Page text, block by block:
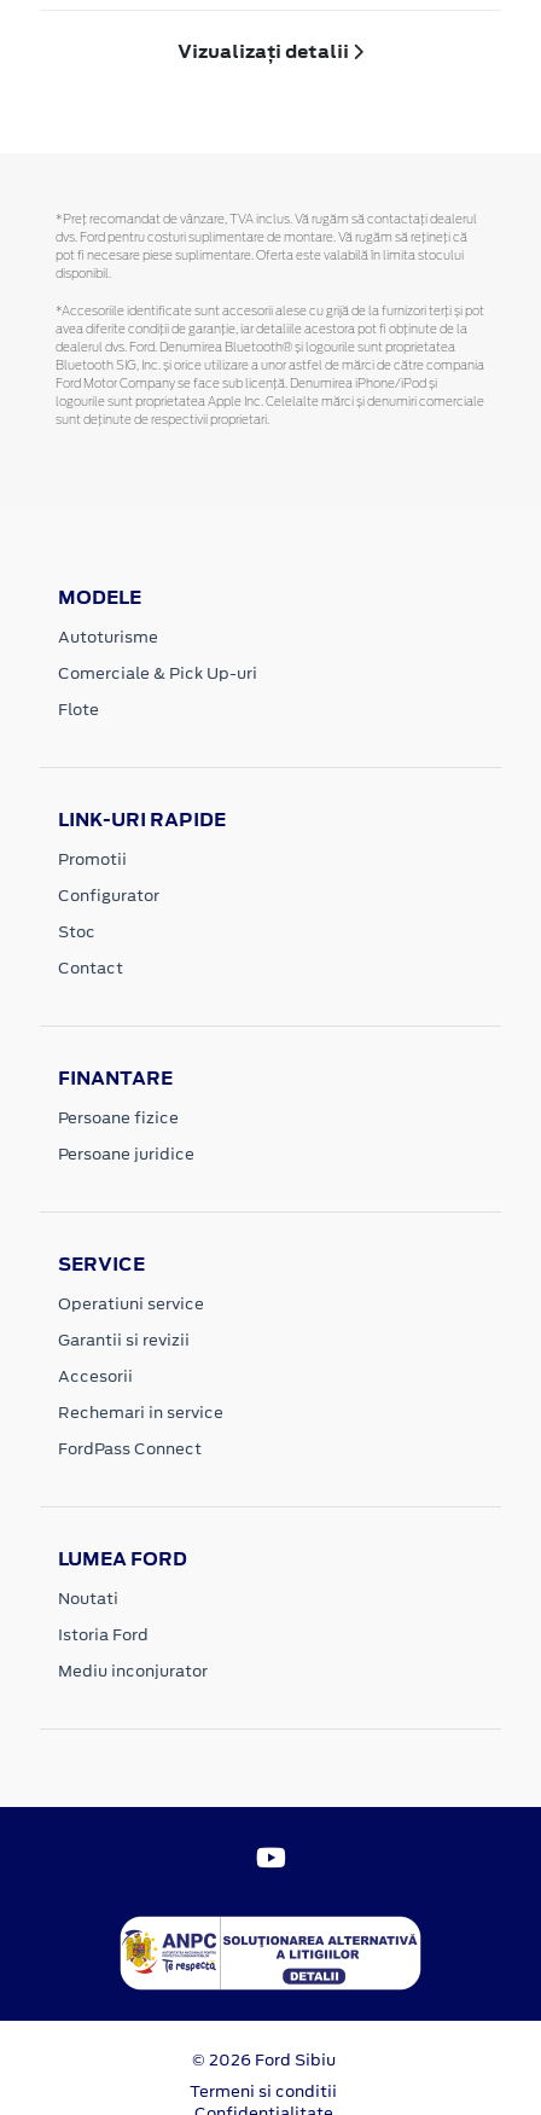
Vizualizați detalii
*Preţ recomandat de vânzare, TVA inclus. Vă rugăm să contactaţi dealerul
dvs. Ford pentru costuri suplimentare de montare. Vă rugăm să reţineţi că
pot fi necesare piese suplimentare. Oferta este valabilă în limita stocului
disponibil.
*Accesoriile identificate sunt accesorii alese cu grijă de la furnizori terți și pot
avea diferite condiții de garanție, iar detaliile acestora pot fi obținute de la
dealerul dvs. Ford. Denumirea Bluetooth® și logourile sunt proprietatea
Bluetooth SIG, Inc. și orice utilizare a unor astfel de mărci de către compania
Ford Motor Company se face sub licență. Denumirea iPhone/iPod și
logourile sunt proprietatea Apple Inc. Celelalte mărci și denumiri comerciale
sunt deținute de respectivii proprietari.
MODELE
Autoturisme
Comerciale & Pick Up-uri
Flote
LINK-URI RAPIDE
Promotii
Configurator
Stoc
Contact
FINANTARE
Persoane fizice
Persoane juridice
SERVICE
Operatiuni service
Garantii si revizii
Accesorii
Rechemari in service
FordPass Connect
LUMEA FORD
Noutati
Istoria Ford
Mediu inconjurator
© 2026 Ford Sibiu
Termeni si conditii